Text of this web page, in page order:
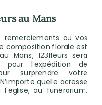
au Mans
remerciements ou vos
composition florale est
Mans, 123fleurs sera
pour l’expédition de
surprendre votre
quelle adresse
au funérarium,